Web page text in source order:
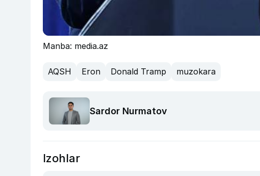
Manba: media.az
AQSH Eron Donald Tramp muzokara
Sardor Nurmatov
Izohlar